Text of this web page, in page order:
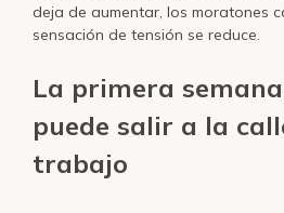
deja de aumentar, los moratones
sensación de tensión se reduce.
La primera
puede salir a la
trabajo